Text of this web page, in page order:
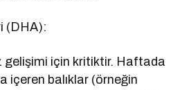
(DHA):
gelişimi için kritiktir. Haftada
içeren balıklar (örneğin